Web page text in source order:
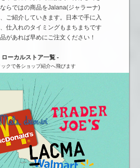
らではの商品をJalana(ジャラーナ)
ご紹介していきます。日本で手に入
仕入れのタイミングもまちまちです
があれば早めにご注文ください！
ローカルストア一覧 -
ックで各ショップ紹介へ飛びます